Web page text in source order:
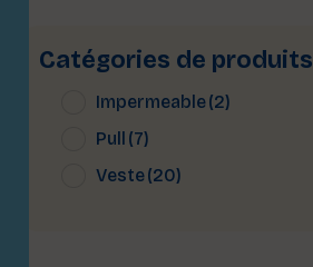
Catégories de produits
Impermeable(2)
Pull (7)
Veste(20)